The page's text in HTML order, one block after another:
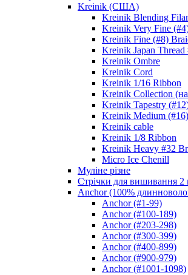
Kreinik (США)
Kreinik Blending
Kreinik Very Fine
Kreinik Fine (#8)
Kreinik Japan
Kreinik Ombre
Kreinik Cord
Kreinik 1/16 Ribbon
Kreinik Collection
Kreinik Tapestry
Kreinik Medium
Kreinik cable
Kreinik 1/8 Ribbon
Kreinik Heavy #32
Micro Ice Chenill
Муліне різне
Стрічки для вишивання
Anchor (100%
Anchor (#1-99)
Anchor (#100-189)
Anchor (#203-298)
Anchor (#300-399)
Anchor (#400-899)
Anchor (#900-979)
Anchor (#1001-1098)